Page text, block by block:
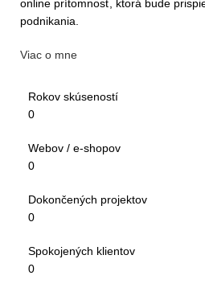
online prítomnosť, ktorá bude
podnikania.
Viac o mne
Rokov skúseností
0
Webov / e-shopov
0
Dokončených projektov
0
Spokojených klientov
0